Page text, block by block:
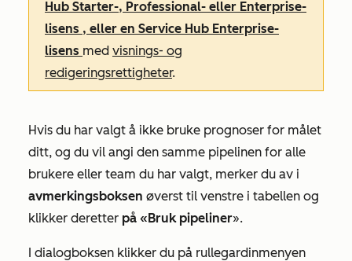
Hub Starter-, Professional- eller Enterprise-
lisens , eller en Service Hub Enterprise-
lisens med visnings- og
redigeringsrettigheter.
Hvis du har valgt å ikke bruke prognoser for målet
ditt, og du vil angi den samme pipelinen for alle
brukere eller team du har valgt, merker du av i
avmerkingsboksen øverst til venstre i tabellen og
klikker deretter på «Bruk pipeliner».
I dialogboksen klikker du på rullegardinmenyen